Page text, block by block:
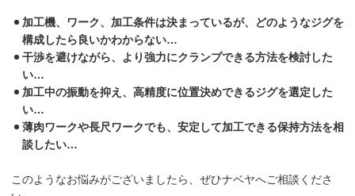
加工機、ワーク、加工条件は決まっているが、どのようなジグを
構成したら良いかわからない…
干渉を避けながら、より強力にクランプできる方法を検討した
い…
加工中の振動を抑え、高精度に位置決めできるジグを選定した
い…
薄肉ワークや長尺ワークでも、安定して加工できる保持方法を相
談したい…
このようなお悩みがございましたら、ぜひナベヤへご相談くださ